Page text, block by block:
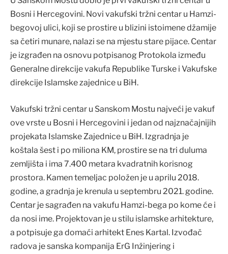
Bosni i Hercegovini. Novi vakufski tržni centar u Hamzi-
begovoj ulici, koji se prostire u blizini istoimene džamije
sa četiri munare, nalazi se na mjestu stare pijace. Centar
je izgrađen na osnovu potpisanog Protokola između
Generalne direkcije vakufa Republike Turske i Vakufske
direkcije Islamske zajednice u BiH.
Vakufski tržni centar u Sanskom Mostu najveći je vakuf
ove vrste u Bosni i Hercegovini i jedan od najznačajnijih
projekata Islamske Zajednice u BiH. Izgradnja je
koštala šest i po miliona KM, prostire se na tri duluma
zemljišta i ima 7.400 metara kvadratnih korisnog
prostora. Kamen temeljac položen je u aprilu 2018.
godine, a gradnja je krenula u septembru 2021. godine.
Centar je sagrađen na vakufu Hamzi-bega po kome će i
da nosi ime. Projektovan je u stilu islamske arhitekture,
a potpisuje ga domaći arhitekt Enes Kartal. Izvođač
radova je sanska kompanija ErG Inžinjering i